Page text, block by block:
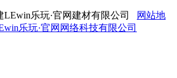
LEwin乐玩·官网建材有限公司
网站地
乐玩·官网网络科技有限公司